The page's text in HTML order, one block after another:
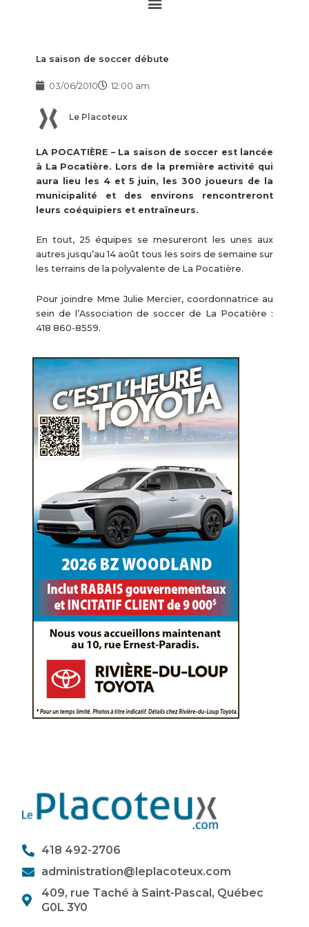
La saison de soccer débute
03/06/2010 12:00 am
Le Placoteux
LA POCATIÈRE – La saison de soccer est lancée
à La Pocatière. Lors de la première activité qui
aura lieu les 4 et 5 juin, les 300 joueurs de la
municipalité et des environs rencontreront
leurs coéquipiers et entraîneurs.
En tout, 25 équipes se mesureront les unes aux
autres jusqu’au 14 août tous les soirs de semaine sur
les terrains de la polyvalente de La Pocatière.
Pour joindre Mme Julie Mercier, coordonnatrice au
sein de l’Association de soccer de La Pocatière :
418 860-8559.
418 492-2706
administration@leplacoteux.com
409, rue Taché à Saint-Pascal, Québec
G0L 3Y0